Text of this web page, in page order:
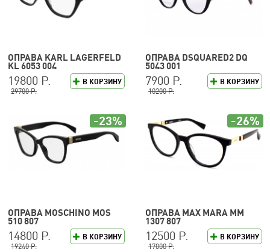
ОПРАВА KARL LAGERFELD
KL 6053 004
В КОРЗИНУ
19800 Р.
29700 Р.
ОПРАВА DSQUARED2 DQ
5043 001
В КОРЗИНУ
7900 Р.
10200 Р.
ОПРАВА MOSCHINO MOS
510 807
В КОРЗИНУ
14800 Р.
19240 Р.
-23%
ОПРАВА MAX MARA MM
1307 807
В КОРЗИНУ
12500 Р.
17000 Р.
-26%